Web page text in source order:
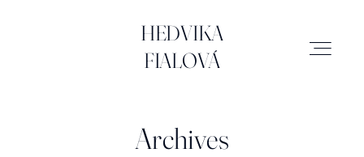
HEDVIKA
FIALOVÁ
HEDVIKA FIALOVÁ
Archives